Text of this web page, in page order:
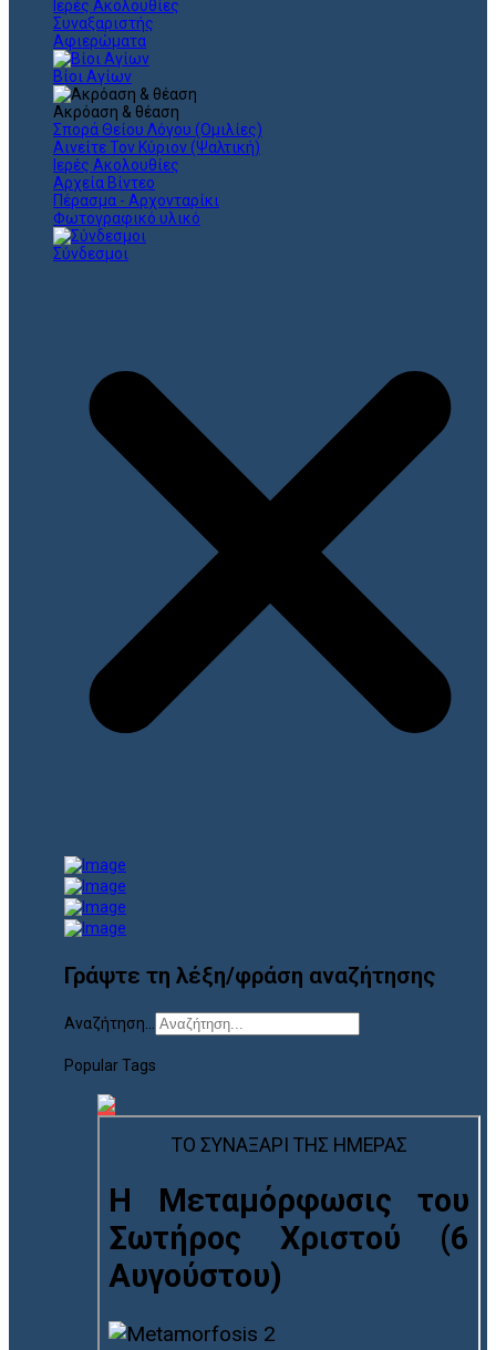
Ιερές Ακολουθίες
Συναξαριστής
Αφιερώματα
Βίοι Αγίων
Ακρόαση & θέαση
Σπορά Θείου Λόγου (Ομιλίες)
Αινείτε Τον Κύριον (Ψαλτική)
Ιερές Ακολουθίες
Αρχεία Βίντεο
Πέρασμα - Αρχονταρίκι
Φωτογραφικό υλικό
Σύνδεσμοι
Γράψτε τη λέξη/φράση αναζήτησης
Αναζήτηση...
Popular Tags